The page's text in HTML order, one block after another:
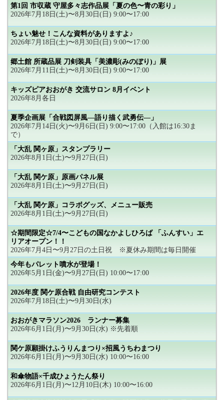
第1回 市収蔵 守屋多々志作品展「夏の色〜青の彩り」
2026年7月18日(土)〜8月30日(日) 9:00〜17:00
ちょい魅せ！こんな資料がありますよ♪
2026年7月18日(土)〜8月30日(日) 9:00〜17:00
郷土館 所蔵品展 刀剣装具「美濃彫(みのぼり)」展
2026年7月11日(土)〜8月30日(日) 9:00〜17:00
キッズピアおおがき 交流サロン 8月イベント
2026年8月各日
夏季企画展「合戦図屏風―語り描く武勇伝―」
2026年7月14日(火)〜9月6日(日) 9:00〜17:00（入館は16:30ま
で）
「大乱 関ヶ原」スタンプラリー
2026年8月1日(土)〜9月27日(日)
「大乱 関ケ原」原画パネル展
2026年8月1日(土)〜9月27日(日)
「大乱 関ケ原」コラボグッズ、メニュー販売
2026年8月1日(土)〜9月27日(日)
☆期間限定☆7/4〜こどもの国なかよしひろば 「ふんすい」エ
リアオープン！！
2026年7月4日〜9月27日の土日祝 ※夏休み期間は毎日開催
今年もパレット噴水が登場！
2026年5月1日(金)〜9月27日(日) 10:00〜17:00
2026年度 関ケ原合戦 自由研究コンテスト
2026年7月18日(土)〜9月30日(水)
おおがきマラソン2026 ランナー募集
2026年6月1日(月)〜9月30日(水) ※先着順
関ケ原願掛けふうりんまつり×招風うちわまつり
2026年6月1日(月)〜9月30日(水) 10:00〜16:00
和傘物語×千成ひょうたん祭り
2026年6月1日(月)〜12月10日(木) 10:00〜16:00